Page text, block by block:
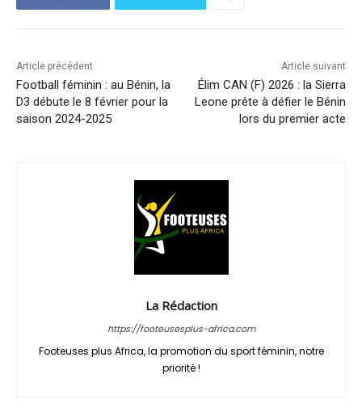
Article précédent
Football féminin : au Bénin, la
D3 débute le 8 février pour la
saison 2024-2025
Article suivant
Élim CAN (F) 2026 : la Sierra
Leone prête à défier le Bénin
lors du premier acte
La Rédaction
https://footeusesplus-africa.com
Footeuses plus Africa, la promotion du sport féminin, notre
priorité !